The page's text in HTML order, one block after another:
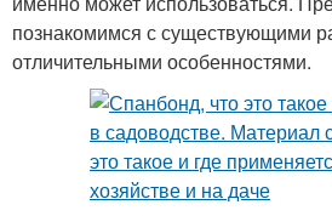
познакомимся с существующими
отличительными особенностями.